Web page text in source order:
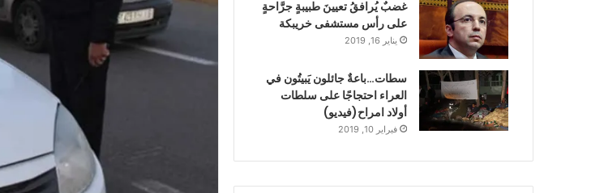
غضبٌ يُرافقُ تعيينَ طبيبةٍ جرَّاحةٍ
على رأس مستشفى خريبكة
يناير 16, 2019
سطات…باعةٌ جائلون يَبيتُون في
العراء احتجاجًا على سلطات
أولاد امراح(فيديو)
فبراير 10, 2019